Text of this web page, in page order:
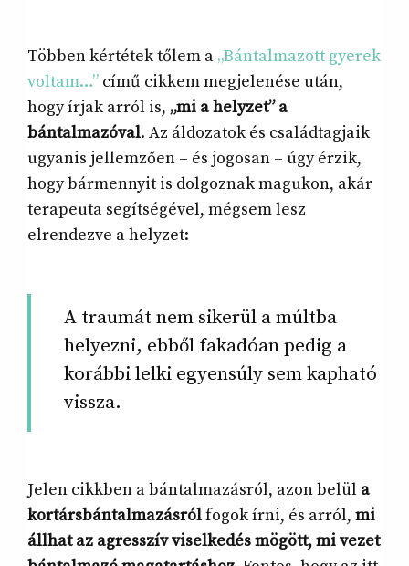
Többen kértétek tőlem a „Bántalmazott gyerek
voltam…” című cikkem megjelenése után,
hogy írjak arról is, „mi a helyzet” a
bántalmazóval. Az áldozatok és családtagjaik
ugyanis jellemzően – és jogosan – úgy érzik,
hogy bármennyit is dolgoznak magukon, akár
terapeuta segítségével, mégsem lesz
elrendezve a helyzet:
A traumát nem sikerül a múltba
helyezni, ebből fakadóan pedig a
korábbi lelki egyensúly sem kapható
vissza.
Jelen cikkben a bántalmazásról, azon belül a
kortársbántalmazásrólfogok írni, és arról, mi
állhat az agresszív viselkedés mögött, mi vezet